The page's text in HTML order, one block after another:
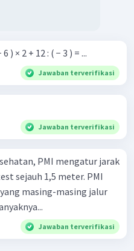
( − 6 ) × 2 + 12 : ( − 3 ) = ...
Jawaban terverifikasi
Jawaban terverifikasi
PMI mengatur jarak
sejauh 1,5 meter. PMI
masing-masing jalur
Jawaban terverifikasi